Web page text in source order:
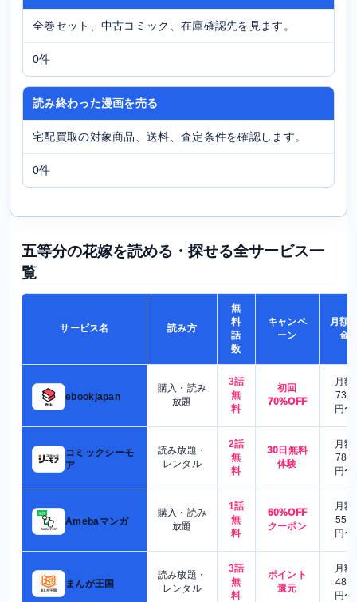
全巻セット、中古コミック、在庫確認先を見ます。
0件
読み終わった漫画を売る
宅配買取の対象商品、送料、査定条件を確認します。
0件
五等分の花嫁を読める・探せる全サービス一
覧
サービス名 読み方
無
料
話
数
キャンペ
ーン
月額
金
ebookjapan
購入・読み
放題
3話
無
料
初回
70%OFF
月額
730
円〜
コミックシーモ
ア
読み放題・
レンタル
2話
無
料
30日無料
体験
月額
780
円〜
Amebaマンガ
購入・読み
放題
1話
無
料
60%OFF
クーポン
月額
550
円〜
まんが王国
読み放題・
レンタル
3話
無
料
ポイント
還元
月額
480
円〜